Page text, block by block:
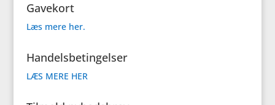
Gavekort
Læs mere her.
Handelsbetingelser
LÆS MERE HER